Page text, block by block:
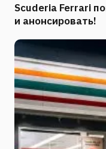
Scuderia Ferrari
и анонсировать!